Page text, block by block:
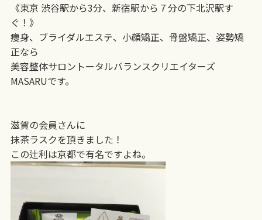
《東京 渋谷駅から3分、新宿駅から７分の下北沢駅す
ぐ！》
痩身、ブライダルエステ、小顔矯正、骨盤矯正、姿勢矯
正なら
美容整体サロントータルバランスクリエイターズ
MASARUです。
滋賀の会員さんに
抹茶ラスクを頂きました！
この辻利は京都で有名ですよね。